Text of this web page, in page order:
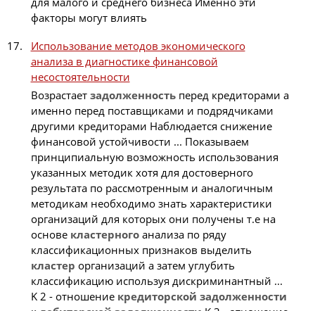
факторы могут влиять
Использование методов экономического
анализа в диагностике финансовой
несостоятельности
Возрастает задолженностьперед кредиторами а
именно перед поставщиками и подрядчиками
другими кредиторами Наблюдается снижение
финансовой устойчивости ... Показываем
принципиальную возможность использования
указанных методик хотя для достоверного
результата по рассмотренным и аналогичным
методикам необходимо знать характеристики
организаций для которых они получены т.е на
основе кластерногоанализа по ряду
классификационных признаков выделить
кластер организаций а затем углубить
классификацию используя дискриминантный ...
K 2 - отношение кредиторской задолженности